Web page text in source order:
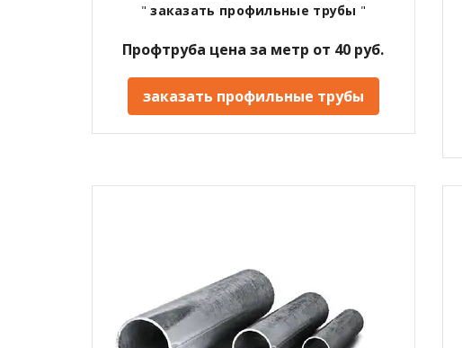
"заказать профильные трубы "
Профтруба цена за метр от 40 руб.
заказать профильные трубы